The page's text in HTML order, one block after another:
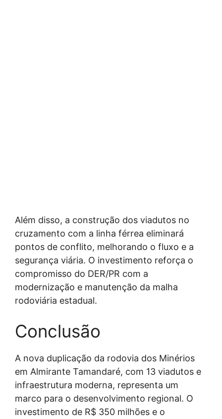
Além disso, a construção dos viadutos no
cruzamento com a linha férrea eliminará
pontos de conflito, melhorando o fluxo e a
segurança viária. O investimento reforça o
compromisso do DER/PR com a
modernização e manutenção da malha
rodoviária estadual.
Conclusão
A nova duplicação da rodovia dos Minérios
em Almirante Tamandaré, com 13 viadutos e
infraestrutura moderna, representa um
marco para o desenvolvimento regional. O
investimento de R$ 350 milhões e o